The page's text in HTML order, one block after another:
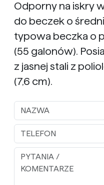
Odporny na iskry
do beczek o
typowa beczka o
(55 galonów).
z jasnej stali z
(7,6 cm).